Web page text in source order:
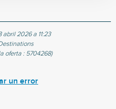
2026 a 11:23
oferta :5704268)
un error